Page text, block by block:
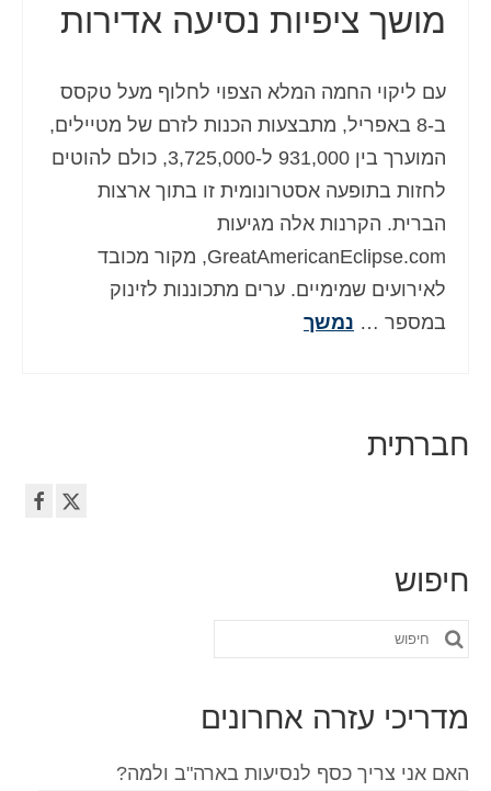
מושך ציפיות נסיעה אדירות
עם ליקוי החמה המלא הצפוי לחלוף מעל טקסס
ב-8 באפריל, מתבצעות הכנות לזרם של מטיילים,
המוערך בין 931,000 ל-3,725,000, כולם להוטים
לחזות בתופעה אסטרונומית זו בתוך ארצות
הברית. הקרנות אלה מגיעות
GreatAmericanEclipse.com, מקור מכובד
לאירועים שמימיים. ערים מתכוננות לזינוק
במספר … נמשך
חברתית
חיפוש
חפש
מדריכי עזרה אחרונים
האם אני צריך כסף לנסיעות בארה"ב ולמה?